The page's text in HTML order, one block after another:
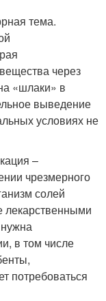
тема.
через
«шлаки» в
выведение
условиях не
–
чрезмерного
солей
лекарственными
в том числе
потребоваться